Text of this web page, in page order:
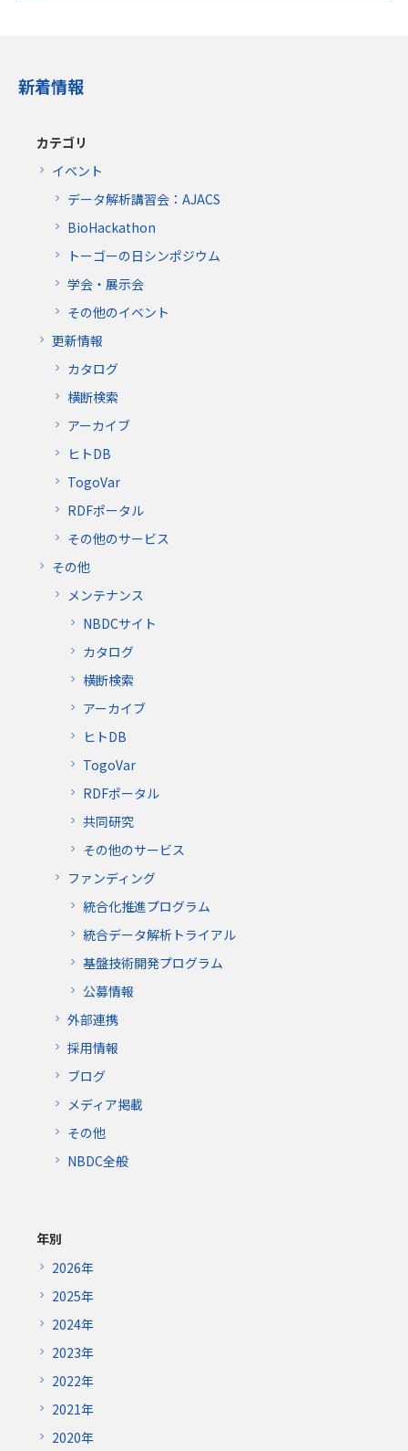
新着情報
カテゴリ
イベント
データ解析講習会：AJACS
BioHackathon
トーゴーの日シンポジウム
学会・展示会
その他のイベント
更新情報
カタログ
横断検索
アーカイブ
ヒトDB
TogoVar
RDFポータル
その他のサービス
その他
メンテナンス
NBDCサイト
カタログ
横断検索
アーカイブ
ヒトDB
TogoVar
RDFポータル
共同研究
その他のサービス
ファンディング
統合化推進プログラム
統合データ解析トライアル
基盤技術開発プログラム
公募情報
外部連携
採用情報
ブログ
メディア掲載
その他
NBDC全般
年別
2026年
2025年
2024年
2023年
2022年
2021年
2020年